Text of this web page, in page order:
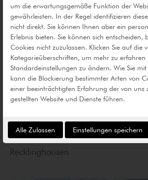
Stadtkuppel, 2013
Kreisverkehr Hertener Straße, Tiefer
Pfad, Kemnastraße
GPS: 51.611871, 7.192061
Förderer:
Kulturstiftung der Stadtsparkasse
Kunstverein Recklinghausen
Förderverein für Bildende Kunst
Recklinghausen
um die erwartungsgemäße Funktion der
gewährleisten. In der Regel identifizieren
nicht direkt. Sie können Ihnen aber ein
Erlebnis bieten. Sie können sich entscheiden,
Cookies nicht zuzulassen. Klicken Sie auf die
Kategorieüberschriften, um mehr zu erfahren
Standardeinstellungen zu ändern. Wie Sie mit
kann die Blockierung bestimmter Arten von
einer beeinträchtigten Erfahrung der von uns
gestellten Website und Dienste führen.
Alle Zulassen Einstellungen speichern